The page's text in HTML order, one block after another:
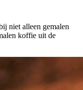
niet alleen gemalen
koffie uit de